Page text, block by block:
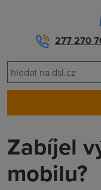
277 270
Zabíjel
mobilu?